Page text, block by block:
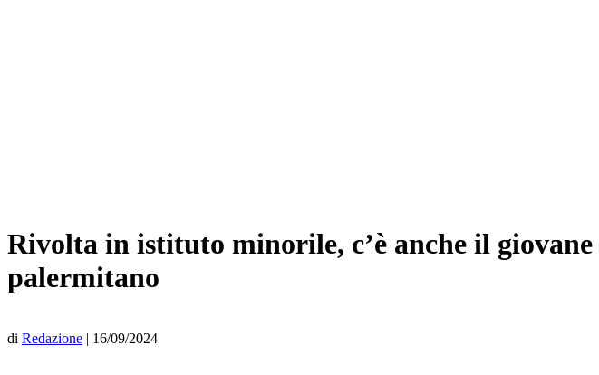
Rivolta in istituto minorile, c’è anche il
palermitano
di Redazione | 16/09/2024